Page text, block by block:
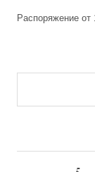
Распоряжение